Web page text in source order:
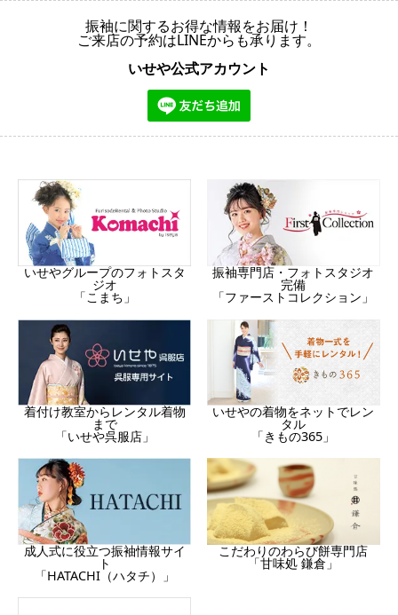
振袖に関するお得な情報をお届け！
ご来店の予約はLINEからも承ります。
いせや公式アカウント
いせやグループのフォトスタ
ジオ
「こまち」
振袖専門店・フォトスタジオ
完備
「ファーストコレクション」
着付け教室からレンタル着物
まで
「いせや呉服店」
いせやの着物をネットでレン
タル
「きもの365」
成人式に役立つ振袖情報サイ
ト
「HATACHI（ハタチ）」
こだわりのわらび餅専門店
「甘味処 鎌倉」